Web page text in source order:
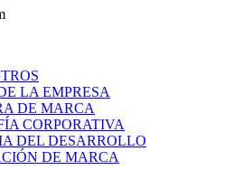
LA EMPRESA
DE MARCA
CORPORATIVA
DEL DESARROLLO
DE MARCA